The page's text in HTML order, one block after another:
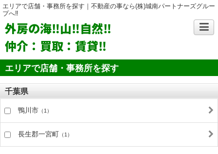
エリアで店舗・事務所を探す｜不動産の事なら(株)城南パートナーズグルー
プへ‼
外房の海‼山‼自然‼
仲介：買取：賃貸‼
エリアで店舗・事務所を探す
千葉県
鴨川市 （1）
長生郡一宮町 （1）